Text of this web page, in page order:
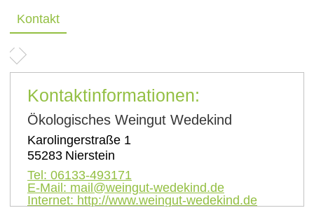
Kontakt
Kontaktinformationen:
Ökologisches Weingut Wedekind
Karolingerstraße 1
55283 Nierstein
Tel: 06133-493171
E-Mail: mail@weingut-wedekind.de
Internet: http://www.weingut-wedekind.de